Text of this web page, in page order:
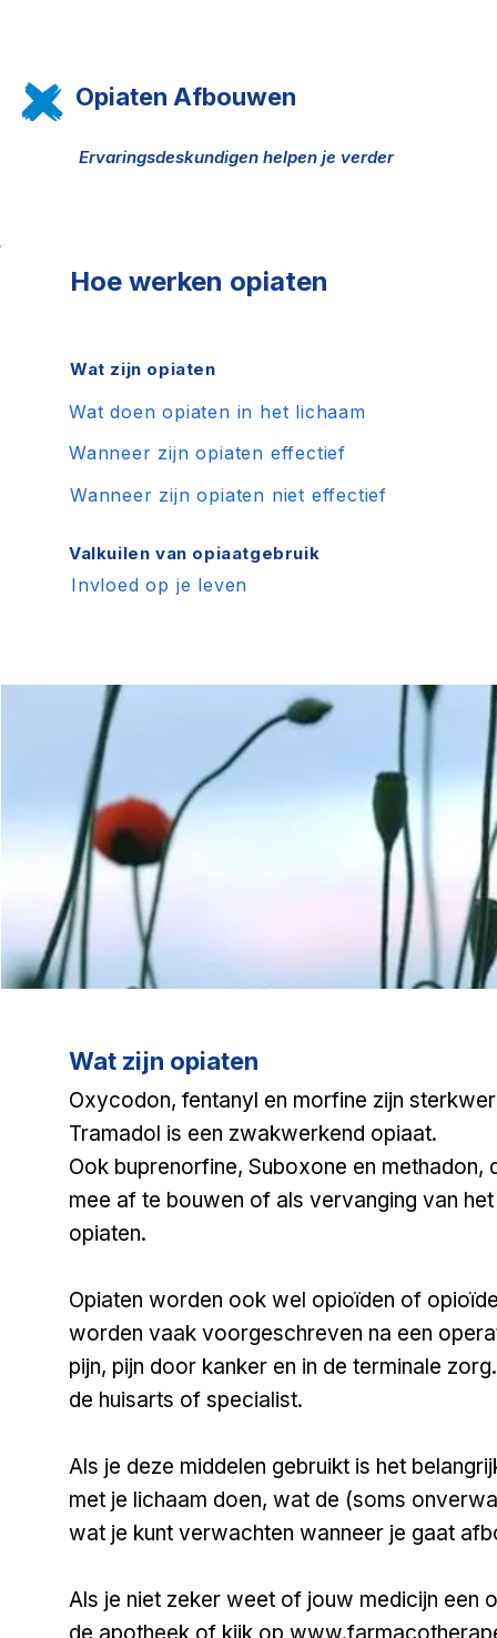
Opiaten Afbouwen
Ervaringsdeskundigen helpen je verder
Hoe werken opiaten
Wat zijn opiaten
Wat doen opiaten in het lichaam
Wanneer zijn opiaten effectief
Wanneer zijn opiaten niet effectief
Valkuilen van opiaatgebruik
Invloed op je leven
Wat zijn opiaten
Oxycodon, fentanyl en morfine zijn
Tramadol is een zwakwerkend opiaat.
Ook buprenorfine, Suboxone en methadon,
mee af te bouwen of als vervanging van
opiaten.
Opiaten worden ook wel opioïden of
worden vaak voorgeschreven na een
pijn, pijn door kanker en in de terminale
de huisarts of specialist.
Als je deze middelen gebruikt is het
met je lichaam doen, wat de (soms
wat je kunt verwachten wanneer je gaat
Als je niet zeker weet of jouw medicijn een